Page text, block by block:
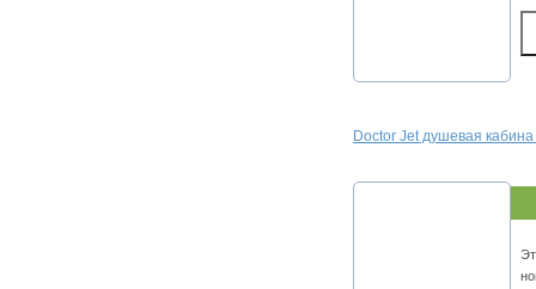
Doctor Jet душевая